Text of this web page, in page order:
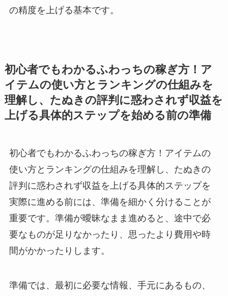
の精度を上げる基本です。
初心者でもわかるふわっちの稼ぎ方！ア
イテムの使い方とランキングの仕組みを
理解し、たぬきの評判に惑わされず収益を
上げる具体的ステップを始める前の準備
初心者でもわかるふわっちの稼ぎ方！アイテムの
使い方とランキングの仕組みを理解し、たぬきの
評判に惑わされず収益を上げる具体的ステップを
実際に進める前には、準備を細かく分けることが
重要です。準備が曖昧なまま進めると、途中で必
要なものが足りなかったり、思ったより費用や時
間がかかったりします。
準備では、最初に必要な情報、手元にあるもの、